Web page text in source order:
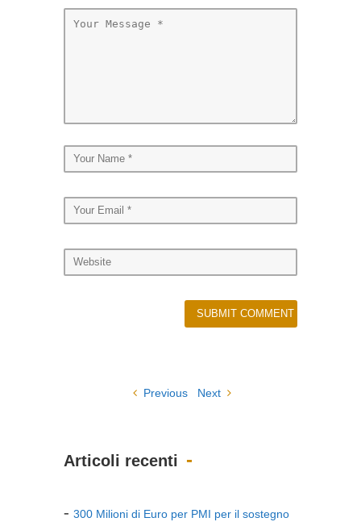
Previous Next
Articoli recenti
300 Milioni di Euro per PMI per il sostegno